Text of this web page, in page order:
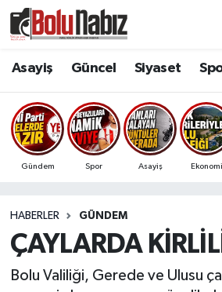
Asayiş Güncel Siyaset
Gündem Spor Asayiş Ekonomi
HABERLER GÜNDEM
ÇAYLARDA
Bolu Valiliği, Gerede ve Ulusu
Güncel
Bolu Hava Durumu
Bolu Namaz Vakitleri
Süper Lig Puan Durumu ve